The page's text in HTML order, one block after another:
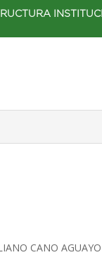
CANO AGUAYO